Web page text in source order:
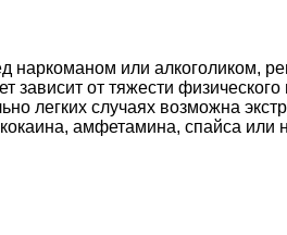
или алкоголиком,
от тяжести
легких случаях возможна
амфетамина, спайса или